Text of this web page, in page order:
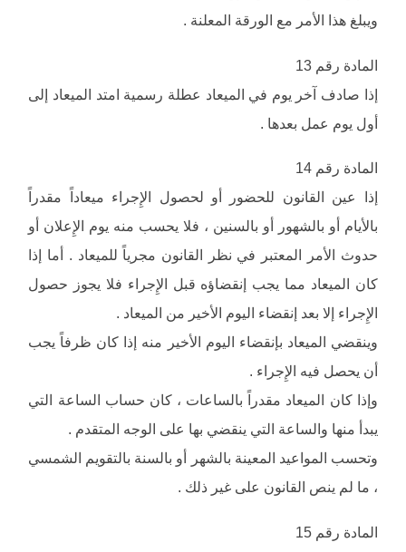
ويبلغ هذا الأمر مع الورقة المعلنة .
المادة رقم 13
إذا صادف آخر يوم في الميعاد عطلة رسمية امتد الميعاد إلى
أول يوم عمل بعدها .
المادة رقم 14
إذا عين القانون للحضور أو لحصول الإِجراء ميعاداً مقدراً
بالأيام أو بالشهور أو بالسنين ، فلا يحسب منه يوم الإِعلان أو
حدوث الأمر المعتبر في نظر القانون مجرياً للميعاد . أما إذا
كان الميعاد مما يجب إنقضاؤه قبل الإِجراء فلا يجوز حصول
الإِجراء إلا بعد إنقضاء اليوم الأخير من الميعاد .
وينقضي الميعاد بإنقضاء اليوم الأخير منه إذا كان ظرفاً يجب
أن يحصل فيه الإِجراء .
وإذا كان الميعاد مقدراً بالساعات ، كان حساب الساعة التي
يبدأ منها والساعة التي ينقضي بها على الوجه المتقدم .
وتحسب المواعيد المعينة بالشهر أو بالسنة بالتقويم الشمسي
، ما لم ينص القانون على غير ذلك .
المادة رقم 15